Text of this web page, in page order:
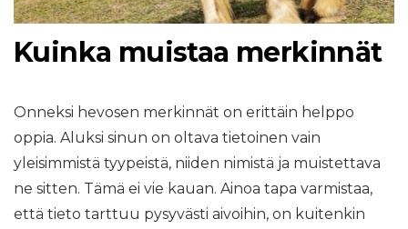
Kuinka muistaa merkinnät
Onneksi hevosen merkinnät on erittäin helppo
oppia. Aluksi sinun on oltava tietoinen vain
yleisimmistä tyypeistä, niiden nimistä ja muistettava
ne sitten. Tämä ei vie kauan. Ainoa tapa varmistaa,
että tieto tarttuu pysyvästi aivoihin, on kuitenkin